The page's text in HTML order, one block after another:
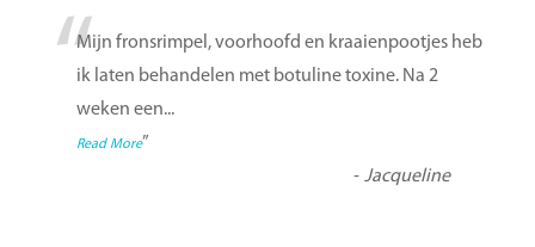
“Mijn fronsrimpel, voorhoofd en kraaienpootjes heb
ik laten behandelen met botuline toxine. Na 2
weken een...
Read More”
-Jacqueline